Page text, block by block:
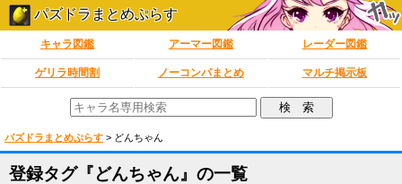
パズドラまとめぷらす
キャラ図鑑 アーマー図鑑 レーダー図鑑
ゲリラ時間割 ノーコンパまとめ マルチ掲示板
パズドラまとめぷらす > どんちゃん
登録タグ『どんちゃん』の一覧